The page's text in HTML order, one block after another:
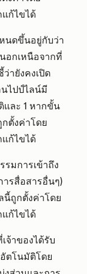
ก้ไขได้
นดขึ้นอยู่กับว่า
กเหนือจากที่
ายังคงเปิด
ไปป์ไลน์มี
ละ 1 หากขั้น
ตั้งค่าโดย
ก้ไขได้
รมการเข้าถึง
รสื่อสารอื่นๆ)
นี้ถูกตั้งค่าโดย
ก้ไขได้
จ้าของได้รับ
ตโนมัติโดย